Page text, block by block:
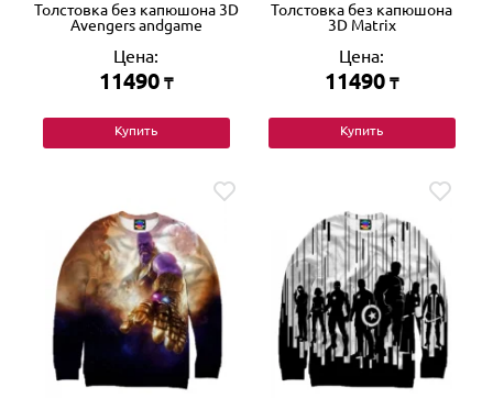
Толстовка без капюшона 3D
Avengers andgame
Цена:
11490 ₸
Купить
Толстовка без капюшона
3D Matrix
Цена:
11490 ₸
Купить